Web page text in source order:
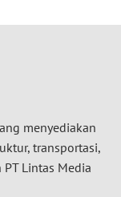
menyediakan
transportasi,
Lintas Media